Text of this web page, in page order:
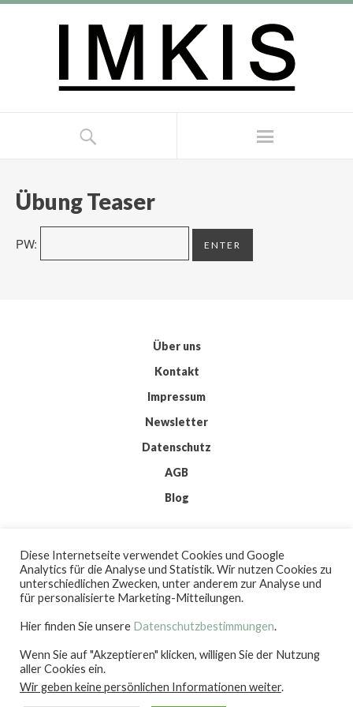
Übung Teaser
PW:
Über uns
Kontakt
Impressum
Newsletter
Datenschutz
AGB
Blog
BYWORDPRESS
| THEME: ELMASTUDIO
| ICONS: FLATICON
IMKIS
Diese Internetseite verwendet Cookies und Google
Analytics für die Analyse und Statistik. Wir nutzen Cookies zu
unterschiedlichen Zwecken, unter anderem zur Analyse und
für personalisierte Marketing-Mitteilungen.
Hier finden Sie unsere Datenschutzbestimmungen.
Wenn Sie auf "Akzeptieren" klicken, willigen Sie der Nutzung
aller Cookies ein.
Wir geben keine persönlichen Informationen weiter.